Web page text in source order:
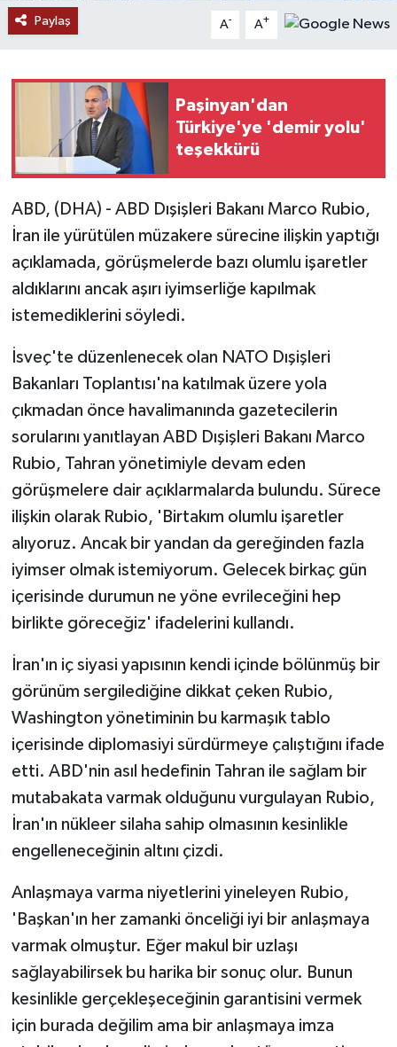
Paylaş A- A+
Paşinyan'dan
Türkiye'ye 'demir yolu'
teşekkürü
ABD, (DHA) - ABD Dışişleri Bakanı Marco Rubio,
İran ile yürütülen müzakere sürecine ilişkin yaptığı
açıklamada, görüşmelerde bazı olumlu işaretler
aldıklarını ancak aşırı iyimserliğe kapılmak
istemediklerini söyledi.
İsveç'te düzenlenecek olan NATO Dışişleri
Bakanları Toplantısı'na katılmak üzere yola
çıkmadan önce havalimanında gazetecilerin
sorularını yanıtlayan ABD Dışişleri Bakanı Marco
Rubio, Tahran yönetimiyle devam eden
görüşmelere dair açıklarmalarda bulundu. Sürece
ilişkin olarak Rubio, 'Birtakım olumlu işaretler
alıyoruz. Ancak bir yandan da gereğinden fazla
iyimser olmak istemiyorum. Gelecek birkaç gün
içerisinde durumun ne yöne evrileceğini hep
birlikte göreceğiz' ifadelerini kullandı.
İran'ın iç siyasi yapısının kendi içinde bölünmüş bir
görünüm sergilediğine dikkat çeken Rubio,
Washington yönetiminin bu karmaşık tablo
içerisinde diplomasiyi sürdürmeye çalıştığını ifade
etti. ABD'nin asıl hedefinin Tahran ile sağlam bir
mutabakata varmak olduğunu vurgulayan Rubio,
İran'ın nükleer silaha sahip olmasının kesinlikle
engelleneceğinin altını çizdi.
Anlaşmaya varma niyetlerini yineleyen Rubio,
'Başkan'ın her zamanki önceliği iyi bir anlaşmaya
varmak olmuştur. Eğer makul bir uzlaşı
sağlayabilirsek bu harika bir sonuç olur. Bunun
kesinlikle gerçekleşeceğinin garantisini vermek
için burada değilim ama bir anlaşmaya imza
Haberde İnsan
Magazin
Politika
Sağlık
Son Dakika
Yaşam
AboneHaber Özel